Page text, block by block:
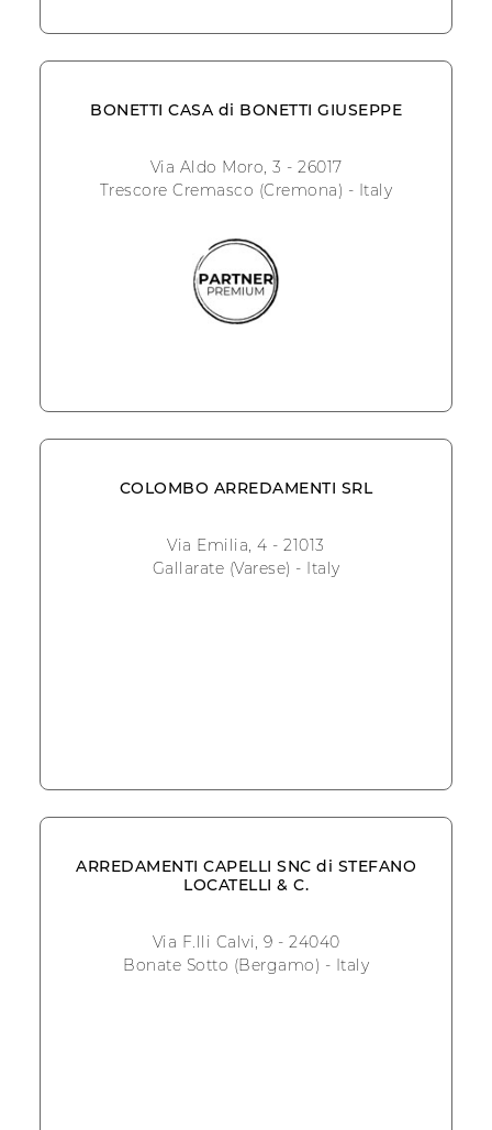
BONETTI CASA di BONETTI GIUSEPPE
Via Aldo Moro, 3 - 26017
Trescore Cremasco (Cremona) - Italy
COLOMBO ARREDAMENTI SRL
Via Emilia, 4 - 21013
Gallarate (Varese) - Italy
ARREDAMENTI CAPELLI SNC di STEFANO
LOCATELLI & C.
Via F.lli Calvi, 9 - 24040
Bonate Sotto (Bergamo) - Italy